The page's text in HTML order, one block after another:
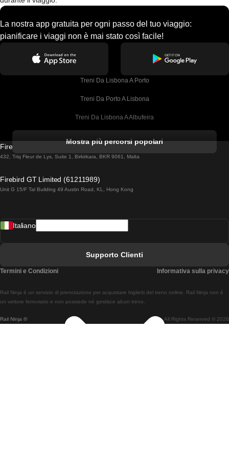
La nostra app gratuita per ogni passo del tuo viaggio:
pianificare i viaggi non è mai stato così facile!
Treni Da Lisbona A Porto
Treni Da Porto A Lisbona
Treni Da Lisbona A Albufeira
Treni Da Lisbona A Lagos
Treni Da Lisbona A Madrid
Treni Da Lisbon A Braga
Treni Da Braga A Lisbona
Mostra più percorsi popolari
Firebird GT Limited (OC 1451)
432, Triq Fleur de Lys, Suite 1, Birkirkara, BKR 9061, Malta
Firebird GT Limited (61211989)
Unit G 15/F Tal Building 49 Austin Road, KL, Hong Kong
Rail Ninja ® All Rights Reserved © 2026
Rail Ninja è un servizio di prenotazione per acquistare biglietti del treno online. Rail Ninja non è
un vettore ferroviario e non possiede né gestisce alcun treno.
Italiano
Supporto Clienti
Termini e Condizioni Informativa sulla privacy